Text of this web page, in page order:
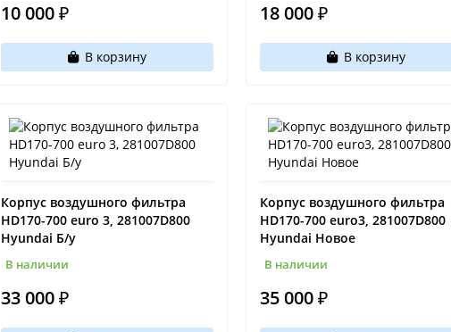
10 000 ₽
В корзину
18 000 ₽
В корзину
Корпус воздушного фильтра
HD170-700 euro 3, 281007D800
Hyundai Б/у
В наличии
33 000 ₽
Корпус воздушного фильтра
HD170-700 euro3, 281007D800
Hyundai Новое
В наличии
35 000 ₽